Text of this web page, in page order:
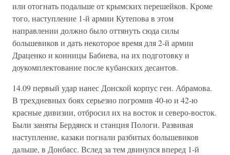
или отогнать подальше от крымских перешейков. Кроме
того, наступление 1-й армии Кутепова в этом
направлении должно было оттянуть сюда силы
большевиков и дать некоторое время для 2-й армии
Драценко и конницы Бабиева, на их подготовку и
доукомплектование после кубанских десантов.
14.09 первый удар нанес Донской корпус ген. Абрамова.
В трехдневных боях серьезно погромив 40-ю и 42-ю
красные дивизии, отбросил их на восток и северо-восток.
Были заняты Бердянск и станция Пологи. Развивая
наступление, казаки погнали разбитых большевиков
дальше, в Донбасс. Вслед за тем двинулся вперед 1-й